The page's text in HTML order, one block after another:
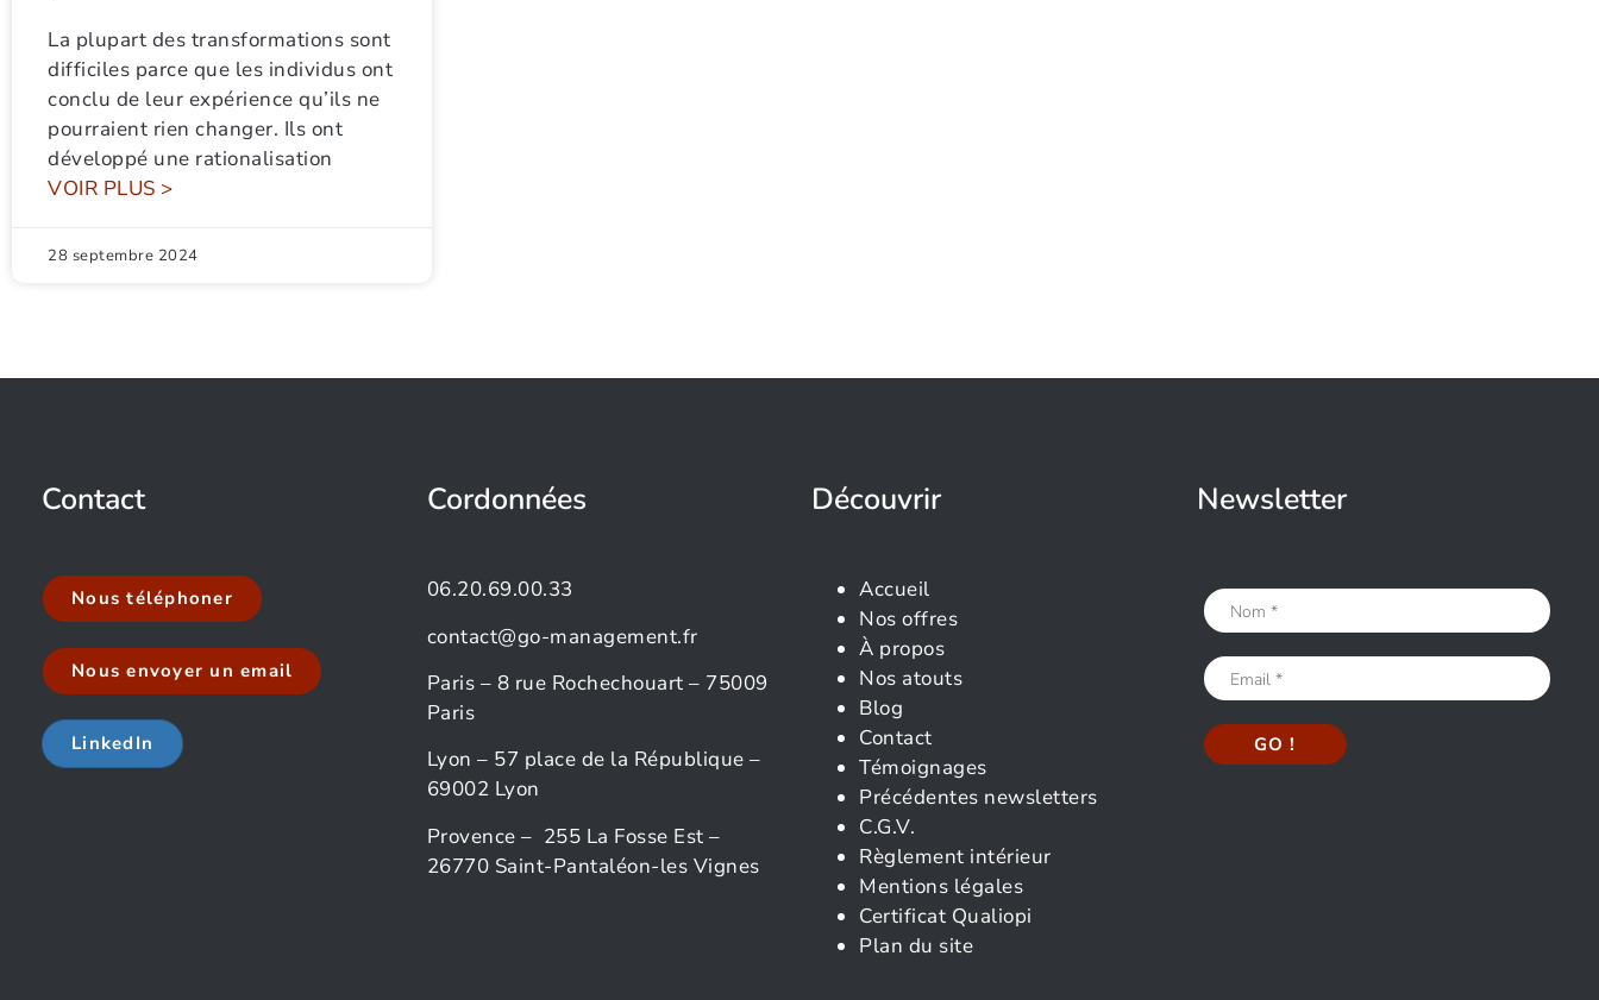
La plupart des transformations sont
difficiles parce que les individus ont
conclu de leur expérience qu’ils ne
pourraient rien changer. Ils ont
développé une rationalisation
VOIR PLUS >
28 septembre 2024
Contact
Nous téléphoner
Nous envoyer un email
LinkedIn
Cordonnées
06.20.69.00.33
contact@go-management.fr
Paris – 8 rue Rochechouart – 75009
Paris
Lyon – 57 place de la République –
69002 Lyon
Provence – 255 La Fosse Est –
26770 Saint-Pantaléon-les Vignes
Découvrir
Accueil
Nos offres
À propos
Nos atouts
Blog
Contact
Témoignages
Précédentes newsletters
C.G.V.
Règlement intérieur
Mentions légales
Certificat Qualiopi
Plan du site
Newsletter